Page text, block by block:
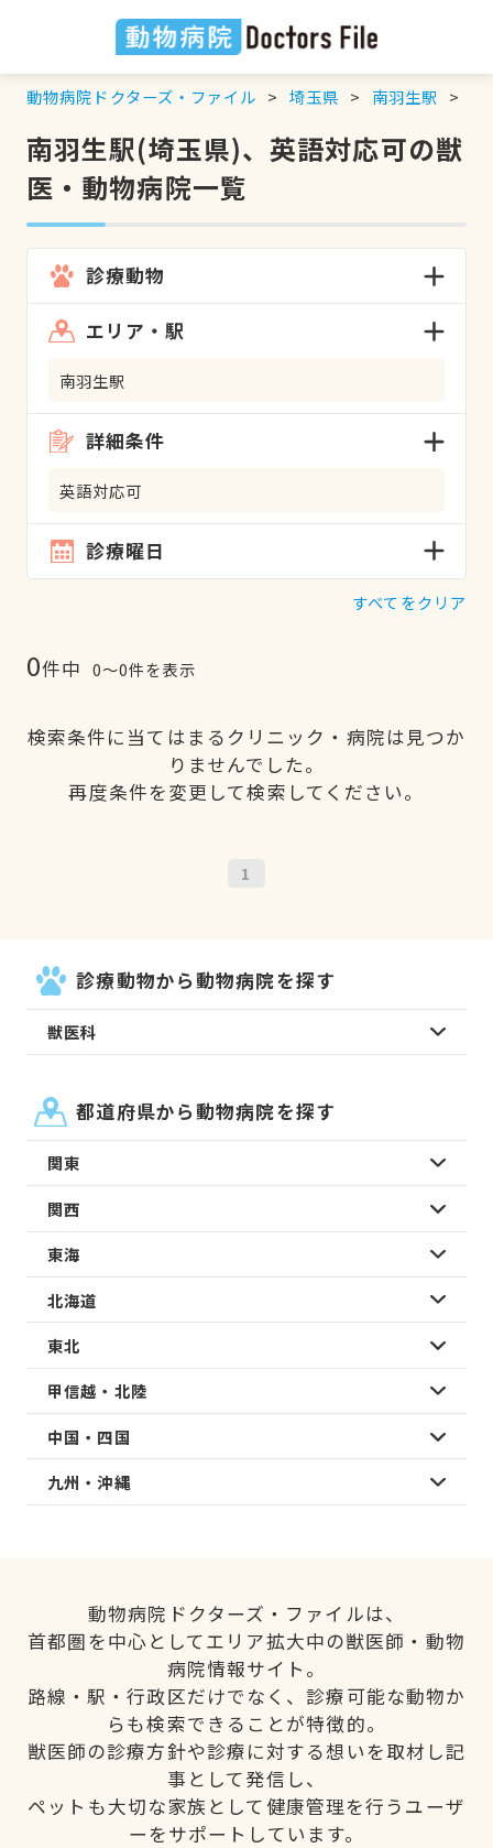
動物病院ドクターズ・ファイル 埼玉県 南羽生駅
南羽生駅(埼玉県)、英語対応可の獣
医・動物病院一覧
診療動物
エリア・駅
南羽生駅
詳細条件
英語対応可
診療曜日
すべてをクリア
0件中 0〜0件を表示
検索条件に当てはまるクリニック・病院は見つか
りませんでした。
再度条件を変更して検索してください。
1
診療動物から動物病院を探す
獣医科
都道府県から動物病院を探す
関東
関西
東海
北海道
東北
甲信越・北陸
中国・四国
九州・沖縄
動物病院ドクターズ・ファイルは、
首都圏を中心としてエリア拡大中の獣医師・動物
病院情報サイト。
路線・駅・行政区だけでなく、診療可能な動物か
らも検索できることが特徴的。
獣医師の診療方針や診療に対する想いを取材し記
事として発信し、
ペットも大切な家族として健康管理を行うユーザ
ーをサポートしています。